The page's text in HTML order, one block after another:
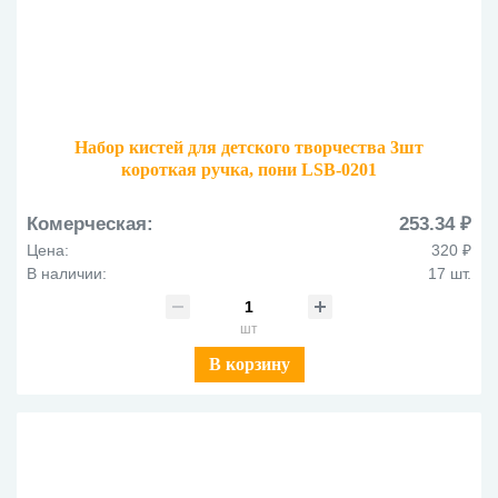
Набор кистей для детского творчества 3шт
короткая ручка, пони LSB-0201
Комерческая: 253.34 ₽
Цена:
320 ₽
В наличии:
17 шт.
шт
В корзину